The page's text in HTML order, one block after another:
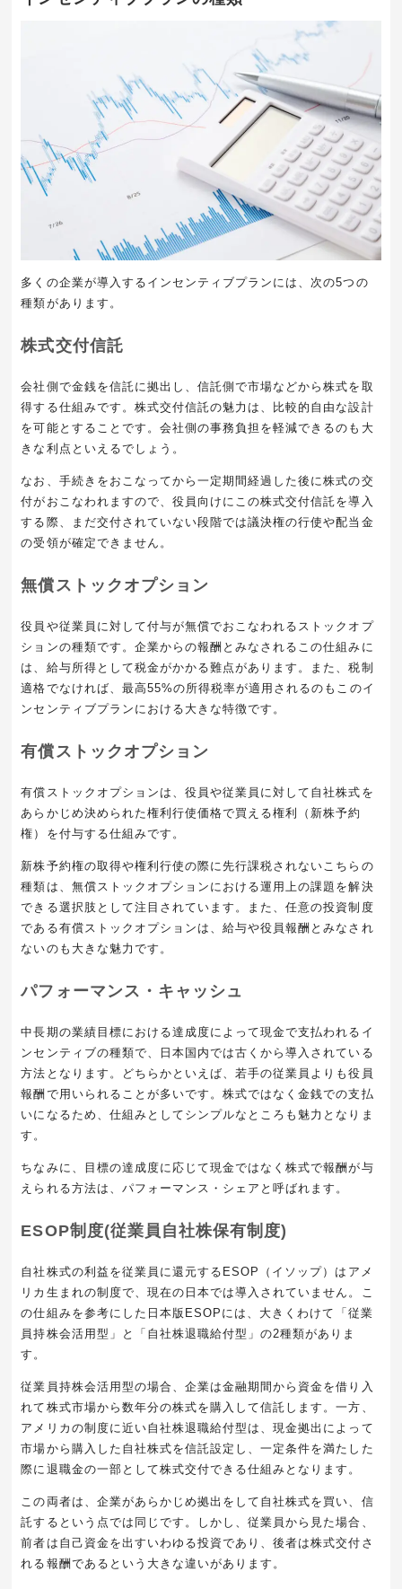
多くの企業が導入するインセンティブプランには、次の5つの
種類があります。
株式交付信託
会社側で金銭を信託に拠出し、信託側で市場などから株式を取
得する仕組みです。株式交付信託の魅力は、比較的自由な設計
を可能とすることです。会社側の事務負担を軽減できるのも大
きな利点といえるでしょう。
なお、手続きをおこなってから一定期間経過した後に株式の交
付がおこなわれますので、役員向けにこの株式交付信託を導入
する際、まだ交付されていない段階では議決権の行使や配当金
の受領が確定できません。
無償ストックオプション
役員や従業員に対して付与が無償でおこなわれるストックオプ
ションの種類です。企業からの報酬とみなされるこの仕組みに
は、給与所得として税金がかかる難点があります。また、税制
適格でなければ、最高55%の所得税率が適用されるのもこのイ
ンセンティブプランにおける大きな特徴です。
有償ストックオプション
有償ストックオプションは、役員や従業員に対して自社株式を
あらかじめ決められた権利行使価格で買える権利（新株予約
権）を付与する仕組みです。
新株予約権の取得や権利行使の際に先行課税されないこちらの
種類は、無償ストックオプションにおける運用上の課題を解決
できる選択肢として注目されています。また、任意の投資制度
である有償ストックオプションは、給与や役員報酬とみなされ
ないのも大きな魅力です。
パフォーマンス・キャッシュ
中長期の業績目標における達成度によって現金で支払われるイ
ンセンティブの種類で、日本国内では古くから導入されている
方法となります。どちらかといえば、若手の従業員よりも役員
報酬で用いられることが多いです。株式ではなく金銭での支払
いになるため、仕組みとしてシンプルなところも魅力となりま
す。
ちなみに、目標の達成度に応じて現金ではなく株式で報酬が与
えられる方法は、パフォーマンス・シェアと呼ばれます。
ESOP制度(従業員自社株保有制度)
自社株式の利益を従業員に還元する ESOP
（イソップ）はアメ
リカ生まれの制度で、現在の日本では導入されていません。こ
の仕組みを参考にした日本版 ESOP には、大きくわけて「従業
員持株会活用型」と「自社株退職給付型」の2種類がありま
す。
従業員持株会活用型の場合、企業は金融期間から資金を借り入
れて株式市場から数年分の株式を購入して信託します。一方、
アメリカの制度に近い自社株退職給付型は、現金拠出によって
市場から購入した自社株式を信託設定し、一定条件を満たした
際に退職金の一部として株式交付できる仕組みとなります。
この両者は、企業があらかじめ拠出をして自社株式を買い、信
託するという点では同じです。しかし、従業員から見た場合、
前者は自己資金を出すいわゆる投資であり、後者は株式交付さ
れる報酬であるという大きな違いがあります。